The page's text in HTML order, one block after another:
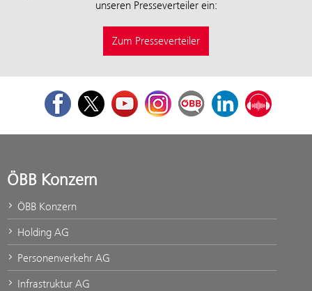
unseren Presseverteiler ein:
Zum Presseverteiler
FacebookTwitterYoutubeInstagramÖBB Corporate Blog
LinkedInPodcast
ÖBB Konzern
ÖBB Konzern
Holding AG
Personenverkehr AG
Infrastruktur AG